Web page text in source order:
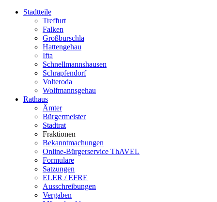
Stadtteile
Treffurt
Falken
Großburschla
Hattengehau
Ifta
Schnellmannshausen
Schrapfendorf
Volteroda
Wolfmannsgehau
Rathaus
Ämter
Bürgermeister
Stadtrat
Fraktionen
Bekanntmachungen
Online-Bürgerservice ThAVEL
Formulare
Satzungen
ELER / EFRE
Ausschreibungen
Vergaben